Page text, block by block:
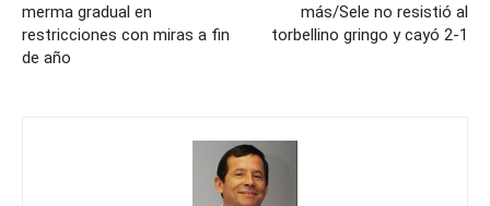
merma gradual en
restricciones con miras a fin
de año
más/Sele no resistió al
torbellino gringo y cayó 2-1